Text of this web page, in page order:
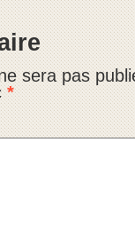
sera pas
*